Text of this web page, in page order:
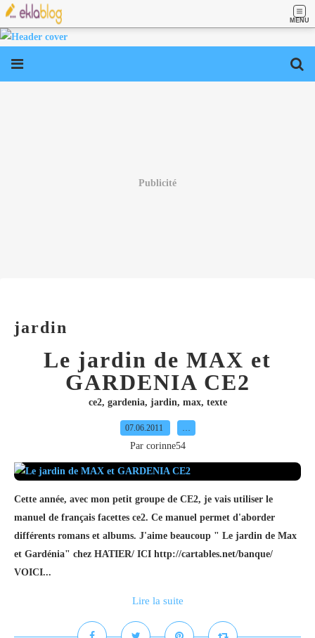
MENU
Publicité
jardin
Le jardin de MAX et
GARDENIA CE2
ce2, gardenia, jardin, max, texte
07.06.2011 …
Par corinne54
Cette année, avec mon petit groupe de CE2, je vais utiliser le
manuel de français facettes ce2. Ce manuel permet d'aborder
différents romans et albums. J'aime beaucoup " Le jardin de Max
et Gardénia" chez HATIER/ ICI http://cartables.net/banque/
VOICI...
Lire la suite